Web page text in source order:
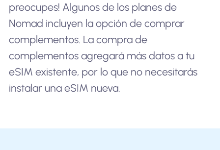
preocupes! Algunos de los planes de
Nomad incluyen la opción de comprar
complementos. La compra de
complementos agregará más datos a tu
eSIM existente, por lo que no necesitarás
instalar una eSIM nueva.